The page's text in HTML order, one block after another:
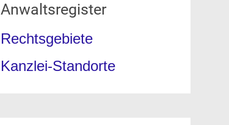
Anwaltsregister
Rechtsgebiete
Kanzlei-Standorte